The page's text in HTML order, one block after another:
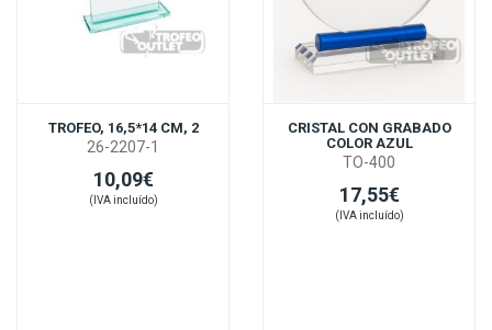
TROFEO, 16,5*14 CM, 2
26-2207-1
10,09€
(IVA incluído)
CRISTAL CON GRABADO
COLOR AZUL
TO-400
17,55€
(IVA incluído)